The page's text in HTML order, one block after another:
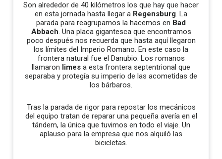
Son alrededor de 40 kilómetros los que hay que hacer
en esta jornada hasta llegar a Regensburg. La
parada para reagruparnos la hacemos en Bad
Abbach. Una placa gigantesca que encontramos
poco después nos recuerda que hasta aquí llegaron
los límites del Imperio Romano. En este caso la
frontera natural fue el Danubio. Los romanos
llamaron limes a esta frontera septentrional que
separaba y protegía su imperio de las acometidas de
los bárbaros.
Tras la parada de rigor para repostar los mecánicos
del equipo tratan de reparar una pequeña avería en el
tándem, la única que tuvimos en todo el viaje. Un
aplauso para la empresa que nos alquiló las
bicicletas.